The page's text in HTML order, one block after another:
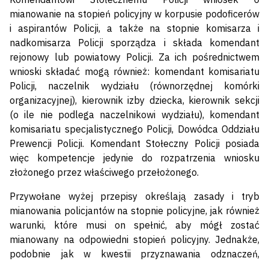
mianowanie na stopień policyjny w korpusie podoficerów
i aspirantów Policji, a także na stopnie komisarza i
nadkomisarza Policji sporządza i składa komendant
rejonowy lub powiatowy Policji. Za ich pośrednictwem
wnioski składać mogą również: komendant komisariatu
Policji, naczelnik wydziału (równorzędnej komórki
organizacyjnej), kierownik izby dziecka, kierownik sekcji
(o ile nie podlega naczelnikowi wydziału), komendant
komisariatu specjalistycznego Policji, Dowódca Oddziału
Prewencji Policji. Komendant Stołeczny Policji posiada
więc kompetencje jedynie do rozpatrzenia wniosku
złożonego przez właściwego przełożonego.
Przywołane wyżej przepisy określają zasady i tryb
mianowania policjantów na stopnie policyjne, jak również
warunki, które musi on spełnić, aby mógł zostać
mianowany na odpowiedni stopień policyjny. Jednakże,
podobnie jak w kwestii przyznawania odznaczeń,